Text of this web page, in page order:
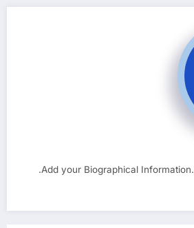
Add your Biographical Information.